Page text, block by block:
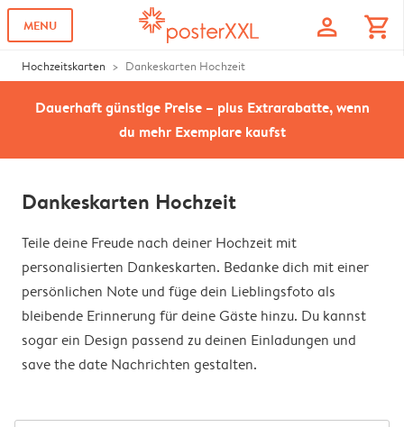
MENU profile shopping_cart
Hochzeitskarten Dankeskarten Hochzeit
Dauerhaft günstige Preise – plus Extrarabatte, wenn
du mehr Exemplare kaufst
Dankeskarten Hochzeit
Teile deine Freude nach deiner Hochzeit mit
personalisierten Dankeskarten. Bedanke dich mit einer
persönlichen Note und füge dein Lieblingsfoto als
bleibende Erinnerung für deine Gäste hinzu. Du kannst
sogar ein Design passend zu deinen Einladungen und
save the date Nachrichten gestalten.